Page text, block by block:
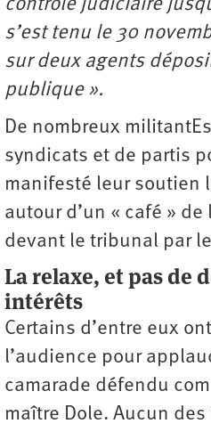
contrôle judiciaire
s’est tenu le 30
sur deux agents
publique ».
De nombreux
syndicats et de partis
manifesté leur soutien
autour d’un « café »
devant le tribunal par le
La relaxe, et pas de
intérêts
Certains d’entre eux
l’audience pour
camarade défendu
maître Dole. Aucun